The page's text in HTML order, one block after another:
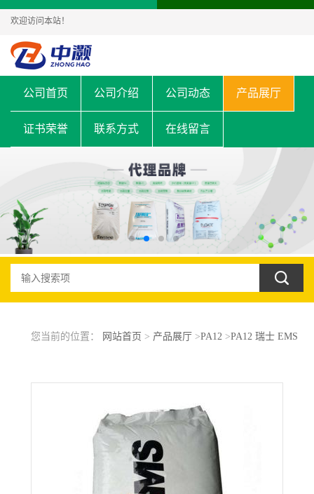
欢迎访问本站！
公司首页 公司介绍 公司动态 产品展厅
证书荣誉 联系方式 在线留言
您当前的位置： 网站首页 > 产品展厅>PA12 >PA12 瑞士 EMS